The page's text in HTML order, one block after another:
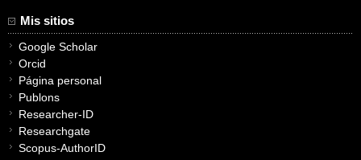
Mis sitios
Google Scholar
Orcid
Página personal
Publons
Researcher-ID
Researchgate
Scopus-AuthorID